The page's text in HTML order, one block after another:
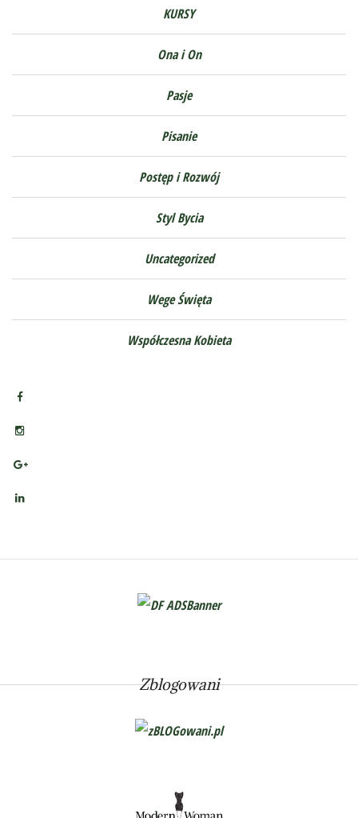
KURSY
Ona i On
Pasje
Pisanie
Postęp i Rozwój
Styl Bycia
Uncategorized
Wege Święta
Współczesna Kobieta
Zblogowani